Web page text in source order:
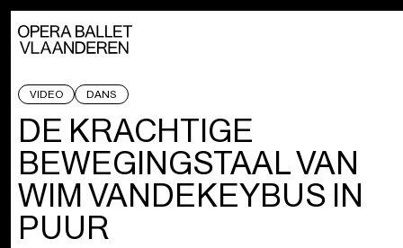
VIDEO DANS
DE KRACHTIGE
BEWEGINGSTAAL VAN
WIM VANDEKEYBUS IN
PUUR